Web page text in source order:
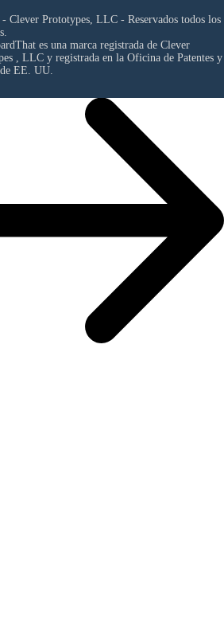
Clever Prototypes, LLC - Reservados todos los
es una marca registrada de Clever
, LLCy registrada en la Oficina de Patentes y
EE. UU.